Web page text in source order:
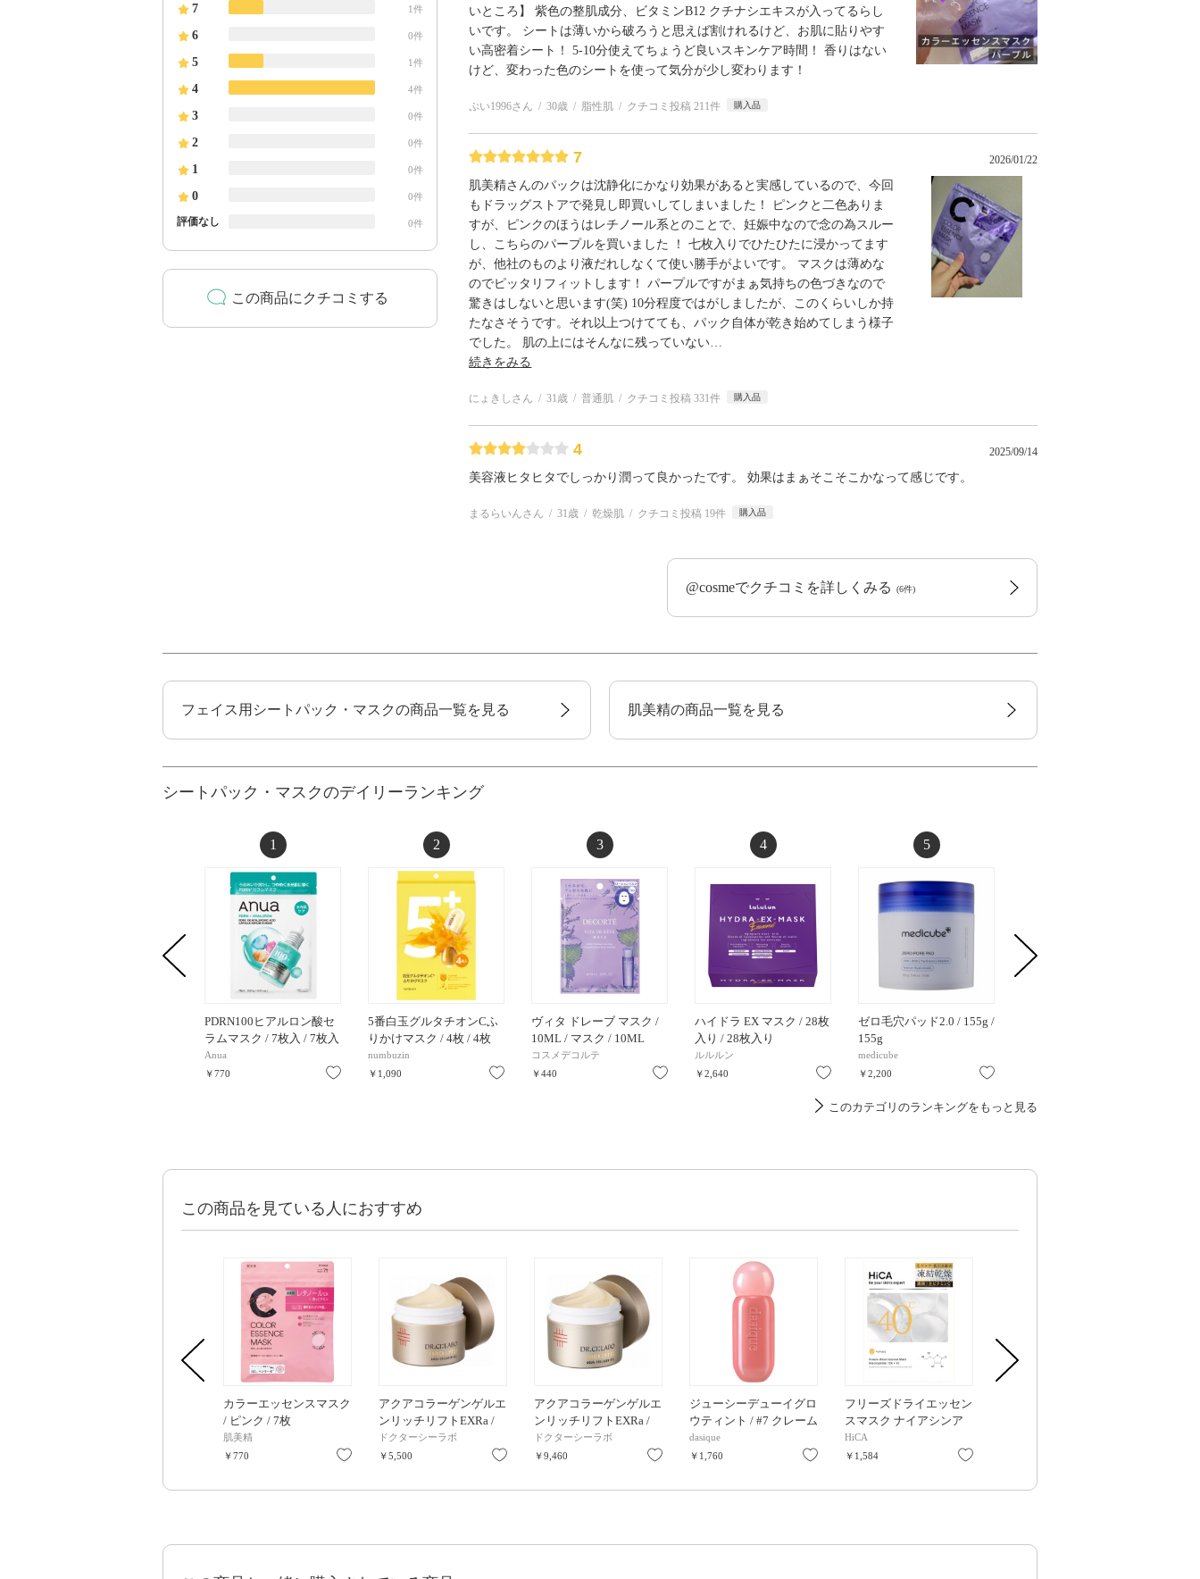
7 1件
6 0件
5 1件
4 4件
3 0件
2 0件
1 0件
0 0件
評価なし 0件
この商品にクチコミする
いところ】 紫色の整肌成分、ビタミンB12 クチナシエキスが入ってるらし
いです。 シートは薄いから破ろうと思えば割けれるけど、お肌に貼りやす
い高密着シート！ 5-10分使えてちょうど良いスキンケア時間！ 香りはない
けど、変わった色のシートを使って気分が少し変わります！
ぷい1996さん 30歳 脂性肌 クチコミ投稿 211件 購入品
7 2026/01/22
肌美精さんのパックは沈静化にかなり効果があると実感しているので、今回
もドラッグストアで発見し即買いしてしまいました！ ピンクと二色ありま
すが、ピンクのほうはレチノール系とのことで、妊娠中なので念の為スルー
し、こちらのパープルを買いました ！ 七枚入りでひたひたに浸かってます
が、他社のものより液だれしなくて使い勝手がよいです。 マスクは薄めな
のでピッタリフィットします！ パープルですがまぁ気持ちの色づきなので
驚きはしないと思います(笑) 10分程度ではがしましたが、このくらいしか持
たなさそうです。それ以上つけてても、パック自体が乾き始めてしまう様子
でした。 肌の上にはそんなに残っていない
続きをみる
にょきしさん 31歳 普通肌 クチコミ投稿 331件 購入品
4 2025/09/14
美容液ヒタヒタでしっかり潤って良かったです。 効果はまぁそこそこかなって感じです。
まるらいんさん 31歳 乾燥肌 クチコミ投稿 19件 購入品
@cosmeでクチコミを詳しくみる (6件)
フェイス用シートパック・マスクの商品一覧を見る 肌美精の商品一覧を見る
シートパック・マスクのデイリーランキング
1
PDRN100ヒアルロン酸セ
ラムマスク / 7枚入 / 7枚入
Anua
￥770
お気に入り
2
5番白玉グルタチオンCふ
りかけマスク / 4枚 / 4枚
numbuzin
￥1,090
お気に入り
3
ヴィタ ドレーブ マスク /
10ML / マスク / 10ML
コスメデコルテ
￥440
お気に入り
4
ハイドラ EX マスク / 28枚
入り / 28枚入り
ルルルン
￥2,640
お気に入り
5
ゼロ毛穴パッド2.0 / 155g /
155g
medicube
￥2,200
このカテゴリのランキングをもっと見る
この商品を見ている人におすすめ
カラーエッセンスマスク
/ ピンク / 7枚
肌美精
￥770
お気に入り
アクアコラーゲンゲルエ
ンリッチリフトEXRa /
本体 / 50g
ドクターシーラボ
￥5,500
お気に入り
アクアコラーゲンゲルエ
ンリッチリフトEXRa /
本体 / 100g
ドクターシーラボ
￥9,460
お気に入り
ジューシーデューイグロ
ウティント / #7 クレーム
ドマロン / 5.5g
dasique
￥1,760
お気に入り
フリーズドライエッセン
スマスク ナイアシンア
ミド15%+VC / 4枚
HiCA
￥1,584